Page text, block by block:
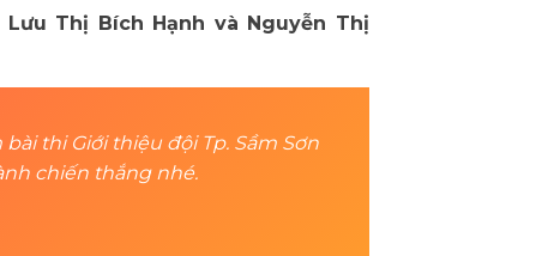
Thị Bích Hạnh và Nguyễn Thị
bài thi Giới thiệu đội Tp. Sầm Sơn
chiến thắng nhé.